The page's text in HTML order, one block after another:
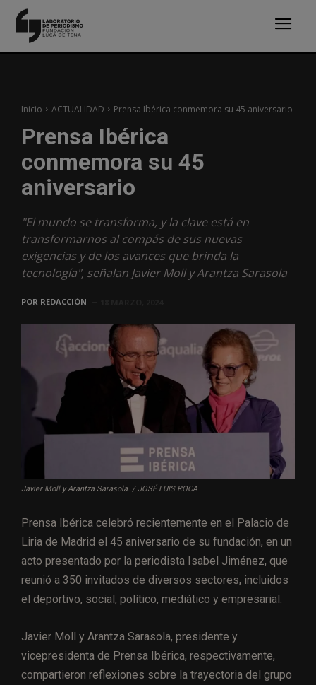
Inicio ACTUALIDAD Prensa Ibérica conmemora su 45 aniversario
Prensa Ibérica
conmemora su 45
aniversario
"El mundo se transforma, y la clave está en
transformarnos al compás de sus nuevas
exigencias y de los avances que brinda la
tecnología", señalan Javier Moll y Arantza Sarasola
POR REDACCIÓN
Javier Moll y Arantza Sarasola. / JOSÉ LUIS ROCA
Prensa Ibérica celebró recientemente en el Palacio de
Liria de Madrid el 45 aniversario de su fundación, en un
acto presentado por la periodista Isabel Jiménez, que
reunió a 350 invitados de diversos sectores, incluidos
el deportivo, social, político, mediático y empresarial.
Javier Moll y Arantza Sarasola, presidente y
vicepresidenta de Prensa Ibérica, respectivamente,
compartieron reflexiones sobre la trayectoria del grupo